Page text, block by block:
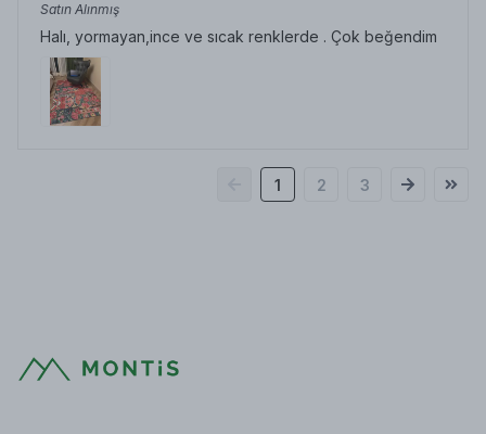
Satın Alınmış
Halı, yormayan,ince ve sıcak renklerde . Çok beğendim
1 2 3